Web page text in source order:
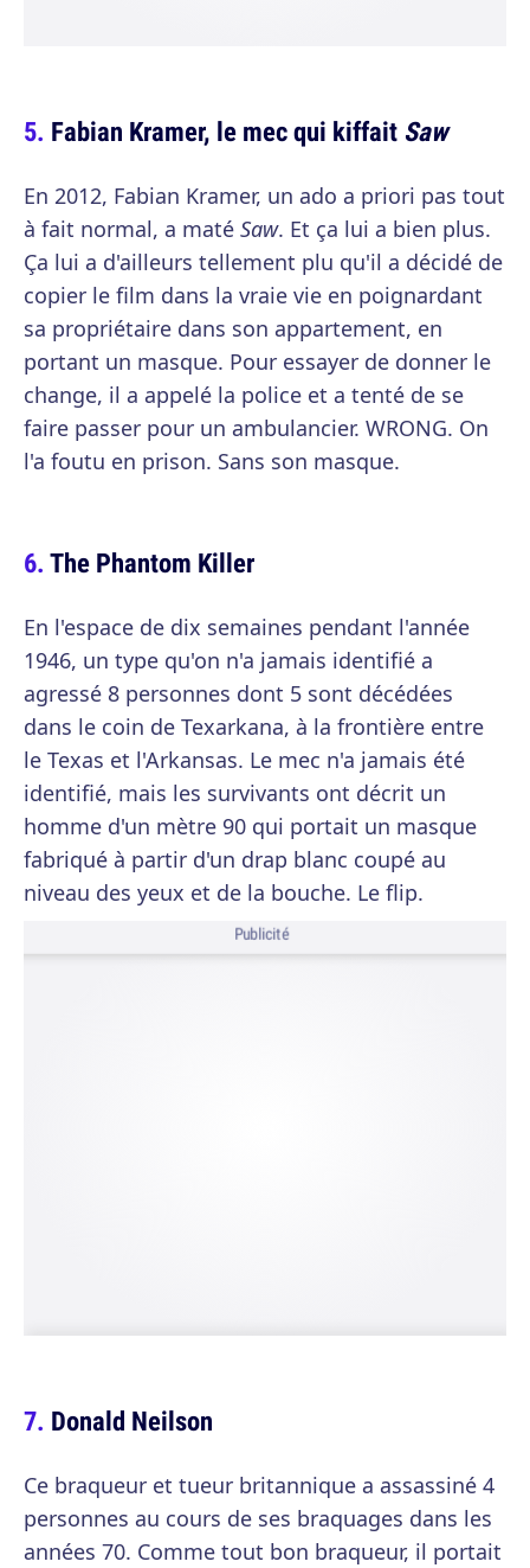
Fabian Kramer, le mec qui kiffait Saw
En 2012, Fabian Kramer, un ado a priori pas tout
à fait normal, a maté Saw. Et ça lui a bien plus.
Ça lui a d'ailleurs tellement plu qu'il a décidé de
copier le film dans la vraie vie en poignardant
sa propriétaire dans son appartement, en
portant un masque. Pour essayer de donner le
change, il a appelé la police et a tenté de se
faire passer pour un ambulancier. WRONG. On
l'a foutu en prison. Sans son masque.
The Phantom Killer
En l'espace de dix semaines pendant l'année
1946, un type qu'on n'a jamais identifié a
agressé 8 personnes dont 5 sont décédées
dans le coin de Texarkana, à la frontière entre
le Texas et l'Arkansas. Le mec n'a jamais été
identifié, mais les survivants ont décrit un
homme d'un mètre 90 qui portait un masque
fabriqué à partir d'un drap blanc coupé au
niveau des yeux et de la bouche. Le flip.
Publicité
Donald Neilson
Ce braqueur et tueur britannique a assassiné 4
personnes au cours de ses braquages dans les
années 70. Comme tout bon braqueur, il portait